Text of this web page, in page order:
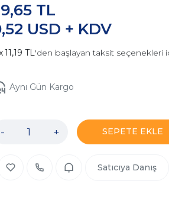
USD + KDV
TL
11,19 TL'den başlayan taksit seçenekleri
Aynı Gün Kargo
- + SEPETE EKLE
Satıcıya Danış